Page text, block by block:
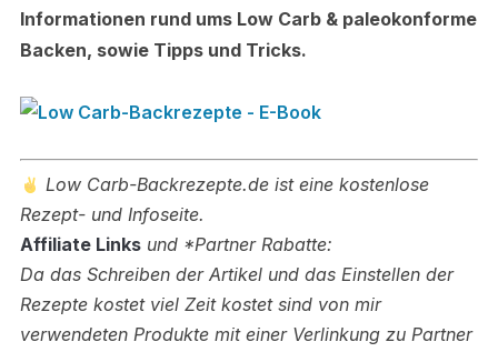
Informationen rund ums Low Carb & paleokonforme
Backen, sowie Tipps und Tricks.
Low Carb-Backrezepte.de ist eine kostenlose
Rezept- und Infoseite.
Affiliate Linksund *Partner Rabatte:
Da das Schreiben der Artikel und das Einstellen der
Rezepte kostet viel Zeit kostet sind von mir
verwendeten Produkte mit einer Verlinkung zu Partner